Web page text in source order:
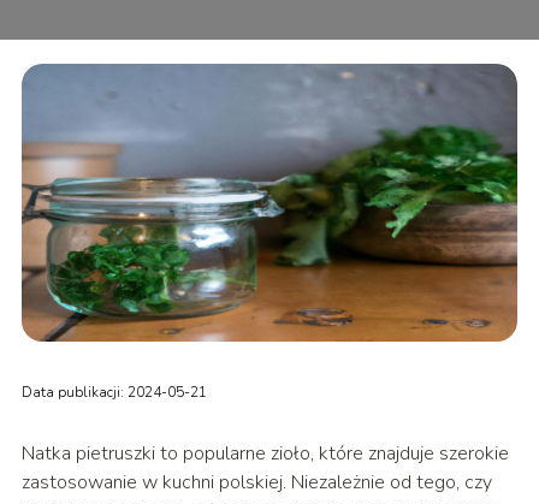
Data publikacji: 2024-05-21
Natka pietruszki to popularne zioło, które znajduje szerokie
zastosowanie w kuchni polskiej. Niezależnie od tego, czy